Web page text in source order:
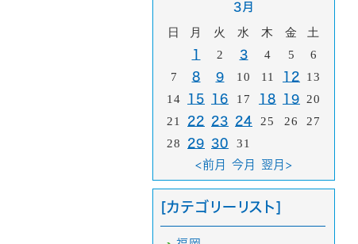
3月
日 月 火 水 木 金 土
1 2 3 4 5
6
7
8 9 10 11 12
13
14
15 16 17 18 19
20
21
22 23 24 25 26
27
28
29 30 31
<前月 今月 翌月>
[カテゴリーリスト]